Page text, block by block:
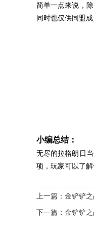
简单一点来说，
同时也仅供同盟成
小编总结：
无尽的拉格朗日
项，玩家可以了
上一篇： 金铲铲
下一篇： 金铲铲